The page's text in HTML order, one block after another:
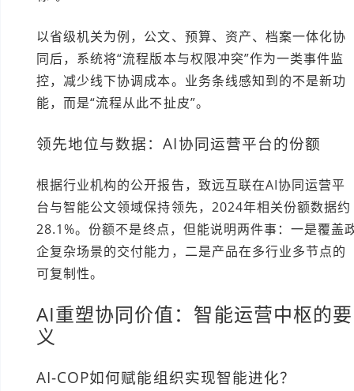
以省级机关为例，公文、预算、资产、档案一体化协
同后，系统将“流程版本与权限冲突”作为一类事件监
控，减少线下协调成本。业务条线感知到的不是新功
能，而是“流程从此不扯皮”。
领先地位与数据：AI协同运营平台的份额
根据行业机构的公开报告，致远互联在AI协同运营平
台与智能公文领域保持领先，2024年相关份额数据约
28.1%。份额不是终点，但能说明两件事：一是覆盖
企复杂场景的交付能力，二是产品在多行业多节点的
可复制性。
AI重塑协同价值：智能运营中枢的要
义
AI-COP如何赋能组织实现智能进化？